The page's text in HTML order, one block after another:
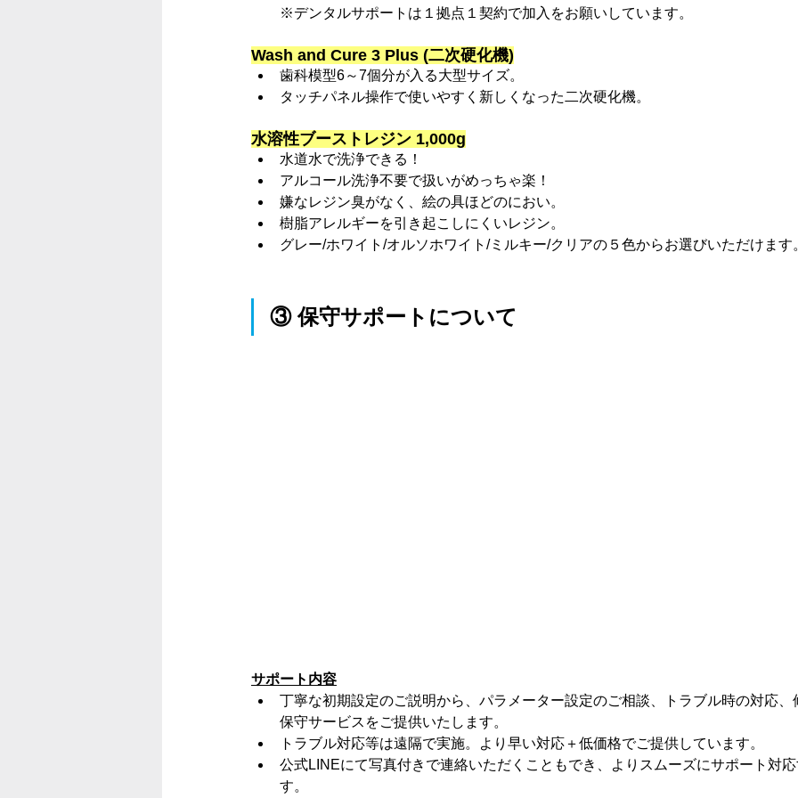
※デンタルサポートは１拠点１契約で加入をお願いしています。
Wash and Cure 3 Plus (二次硬化機)
歯科模型6～7個分が入る大型サイズ。
タッチパネル操作で使いやすく新しくなった二次硬化機。
水溶性ブーストレジン 1,000g
水道水で洗浄できる！
アルコール洗浄不要で扱いがめっちゃ楽！
嫌なレジン臭がなく、絵の具ほどのにおい。
樹脂アレルギーを引き起こしにくいレジン。
グレー/ホワイト/オルソホワイト/ミルキー/クリアの５色からお選びいただけます
③ 保守サポートについて
サポート内容
丁寧な初期設定のご説明から、パラメーター設定のご相談、トラブル時の対応、
保守サービスをご提供いたします。
トラブル対応等は遠隔で実施。より早い対応＋低価格でご提供しています。
公式LINEにて写真付きで連絡いただくこともでき、よりスムーズにサポート対
す。